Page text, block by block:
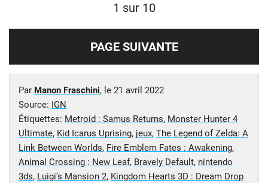
1 sur 10
PAGE SUIVANTE
Par Manon Fraschini, le 21 avril 2022
Source: IGN
Étiquettes: Metroid : Samus Returns, Monster Hunter 4
Ultimate, Kid Icarus Uprising, jeux, The Legend of Zelda: A
Link Between Worlds, Fire Emblem Fates : Awakening,
Animal Crossing : New Leaf, Bravely Default, nintendo
3ds, Luigi's Mansion 2, Kingdom Hearts 3D : Dream Drop